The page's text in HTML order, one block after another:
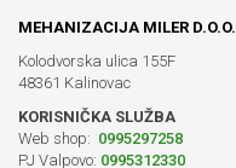
MEHANIZACIJA MILER D.O.O.
Kolodvorska ulica 155F
48361 Kalinovac
KORISNIČKA SLUŽBA
Web shop: 0995297258
PJ Valpovo: 0995312330